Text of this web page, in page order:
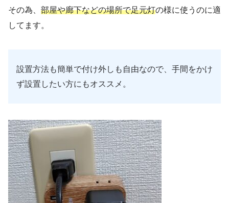
その為、 部屋や廊下などの場所で足元灯の様に使うのに適
してます。
設置方法も簡単で付け外しも自由なので、手間をかけ
ず設置したい方にもオススメ。